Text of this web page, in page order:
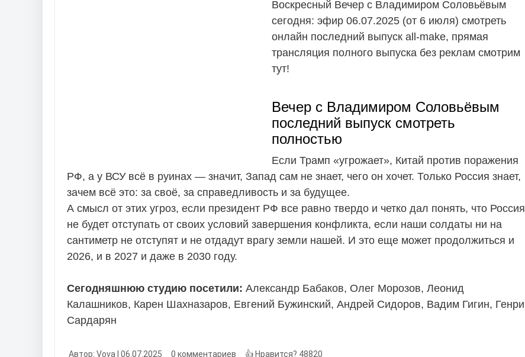
Воскресный Вечер с Владимиром Соловьёвым
сегодня: эфир 06.07.2025 (от 6 июля) смотреть
онлайн последний выпуск all-make, прямая
трансляция полного выпуска без реклам смотрим
тут!
Вечер с Владимиром Соловьёвым
последний выпуск смотреть
полностью
Если Трамп «угрожает», Китай против поражения
РФ, а у ВСУ всё в руинах — значит, Запад сам не знает, чего он хочет. Только Россия знает,
зачем всё это: за своё, за справедливость и за будущее.
А смысл от этих угроз, если президент РФ все равно твердо и четко дал понять, что Россия
не будет отступать от своих условий завершения конфликта, если наши солдаты ни на
сантиметр не отступят и не отдадут врагу земли нашей. И это еще может продолжиться и
2026, и в 2027 и даже в 2030 году.
Сегодняшнюю студию посетили: Александр Бабаков, Олег Морозов, Леонид
Калашников, Карен Шахназаров, Евгений Бужинский, Андрей Сидоров, Вадим Гигин, Генри
Сардарян
Автор: Vova | 06.07.2025 0 комментариев 👍 Нравится? 48820